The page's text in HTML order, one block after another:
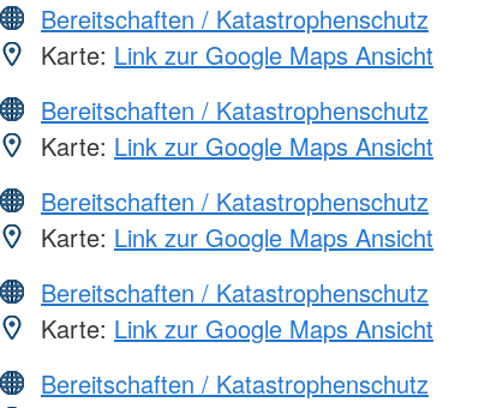
Bereitschaften / Katastrophenschutz
Karte: Link zur Google Maps Ansicht
Bereitschaften / Katastrophenschutz
Karte: Link zur Google Maps Ansicht
Bereitschaften / Katastrophenschutz
Karte: Link zur Google Maps Ansicht
Bereitschaften / Katastrophenschutz
Karte: Link zur Google Maps Ansicht
Bereitschaften / Katastrophenschutz